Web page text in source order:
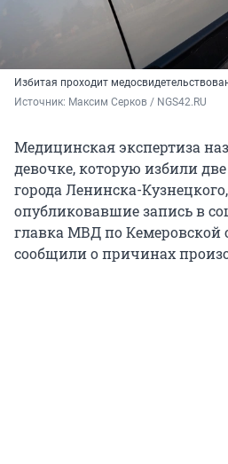
Избитая проходит
Источник: Максим Серков / NGS42.RU
Медицинская экспертиза
девочке, которую избили
города Ленинска-
опубликовавшие запись в
главка МВД по Кемеровской
сообщили о причинах